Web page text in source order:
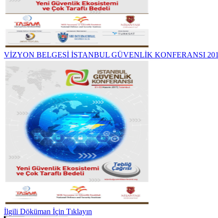
VİZYON BELGESİ İSTANBUL GÜVENLİK KONFERANSI
İlgili Döküman İçin Tıklayın